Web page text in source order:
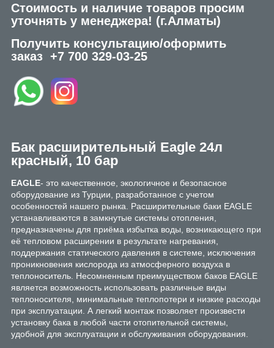
Стоимость и наличие товаров просим
уточнять у менеджера! (г.Алматы)
Получить консультацию/оформить
заказ +7 700 329-03-25
Бак расширительный Eagle 24л
красный, 10 бар
EAGLE- это качественное, экологичное и безопасное
оборудование из Турции, разработанное с учетом
особенностей нашего рынка. Расширительные баки EAGLE
устанавливаются в замкнутые системы отопления,
предназначены для приёма избытка воды, возникающего при
её тепловом расширении в результате нагревания,
поддержания статического давления в системе, исключения
проникновения кислорода из атмосферного воздуха в
теплоноситель. Несомненным преимуществом баков EAGLE
является возможность использовать различные виды
теплоносителя, минимальные теплопотери и низкие расходы
при эксплуатации. А легкий монтаж позволяет произвести
установку бака в любой части отопительной системы,
удобной для эксплуатации и обслуживания оборудования.